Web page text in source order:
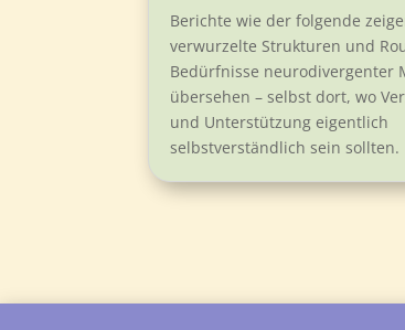
Berichte wie der folgende
verwurzelte Strukturen und
Bedürfnisse neurodivergenter
übersehen – selbst dort, wo
und Unterstützung eigentlich
selbstverständlich sein sollten.